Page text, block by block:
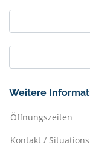
Weitere
Öffnungszeiten
Kontakt /